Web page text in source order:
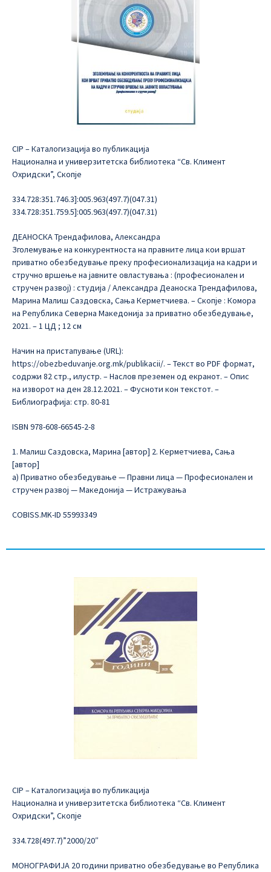
CIP – Каталогизација во публикација
Национална и универзитетска библиотека “Св. Климент
Охридски”, Скопје
334.728:351.746.3]:005.963(497.7)(047.31)
334.728:351.759.5]:005.963(497.7)(047.31)
ДЕАНОСКА Трендафилова, Александра
Зголемување на конкурентноста на правните лица кои вршат
приватно обезбедување преку професионализација на кадри и
стручно вршење на јавните овластувања : (професионален и
стручен развој) : студија / Александра Деаноска Трендафилова,
Марина Малиш Саздовска, Сања Керметчиева. – Скопје : Комора
на Република Северна Македонија за приватно обезбедување,
2021. – 1 ЦД ; 12 см
Начин на пристапување (URL):
https://obezbeduvanje.org.mk/publikacii/. – Текст во PDF формат,
содржи 82 стр., илустр. – Наслов преземен од екранот. – Опис
на изворот на ден 28.12.2021. – Фусноти кон текстот. –
Библиографија: стр. 80-81
ISBN 978-608-66545-2-8
1. Малиш Саздовска, Марина [автор] 2. Керметчиева, Сања
[автор]
а) Приватно обезбедување — Правни лица — Професионален и
стручен развој — Македонија — Истражувања
COBISS.MK-ID 55993349
CIP – Каталогизација во публикација
Национална и универзитетска библиотека “Св. Климент
Охридски”, Скопје
334.728(497.7)”2000/20″
МОНОГРАФИЈА 20 години приватно обезбедување во Република